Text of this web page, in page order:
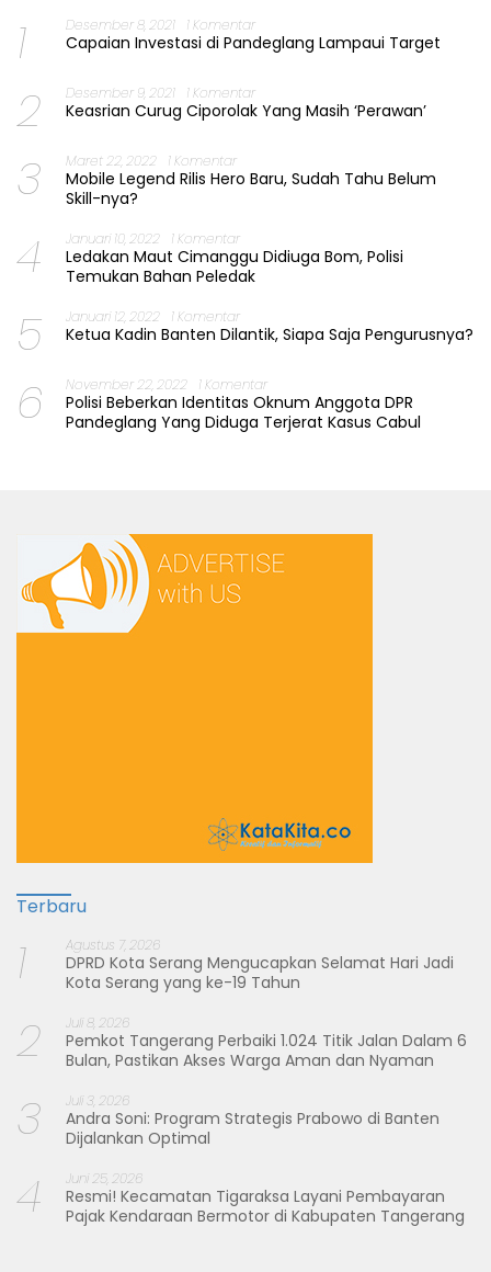
1 Desember 8, 2021 1 Komentar
Capaian Investasi di Pandeglang Lampaui Target
2 Desember 9, 2021 1 Komentar
Keasrian Curug Ciporolak Yang Masih ‘Perawan’
3 Maret 22, 2022 1 Komentar
Mobile Legend Rilis Hero Baru, Sudah Tahu Belum
Skill-nya?
4 Januari 10, 2022 1 Komentar
Ledakan Maut Cimanggu Didiuga Bom, Polisi
Temukan Bahan Peledak
5 Januari 12, 2022 1 Komentar
Ketua Kadin Banten Dilantik, Siapa Saja Pengurusnya?
6 November 22, 2022 1 Komentar
Polisi Beberkan Identitas Oknum Anggota DPR
Pandeglang Yang Diduga Terjerat Kasus Cabul
Terbaru
1 Agustus 7, 2026
DPRD Kota Serang Mengucapkan Selamat Hari Jadi
Kota Serang yang ke-19 Tahun
2 Juli 8, 2026
Pemkot Tangerang Perbaiki 1.024 Titik Jalan Dalam 6
Bulan, Pastikan Akses Warga Aman dan Nyaman
3 Juli 3, 2026
Andra Soni: Program Strategis Prabowo di Banten
Dijalankan Optimal
4 Juni 25, 2026
Resmi! Kecamatan Tigaraksa Layani Pembayaran
Pajak Kendaraan Bermotor di Kabupaten Tangerang